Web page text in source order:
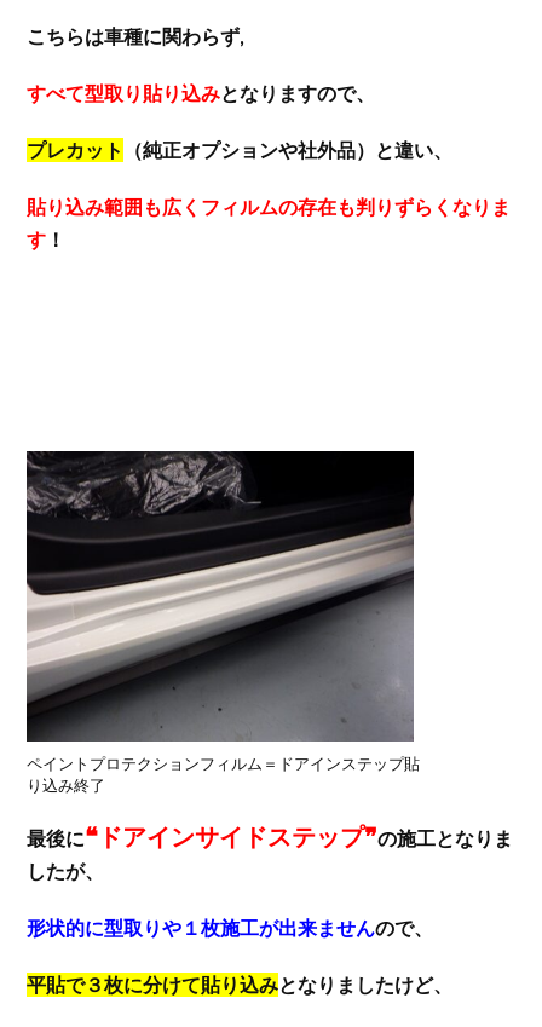
こちらは車種に関わらず,
すべて型取り貼り込みとなりますので、
プレカット （純正オプションや社外品）と違い、
貼り込み範囲も広くフィルムの存在も判りずらくなりま
す ！
ペイントプロテクションフィルム＝ドアインステップ貼
り込み終了
最後に❝ドアインサイドステップ❞の施工となりま
したが、
形状的に型取りや１枚施工が出来ませんので、
平貼で３枚に分けて貼り込みとなりましたけど、